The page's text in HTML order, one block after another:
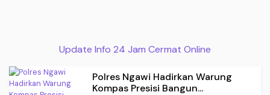
Update Info 24 Jam Cermat Online
Polres Ngawi Hadirkan Warung
Kompas Presisi Bangun...